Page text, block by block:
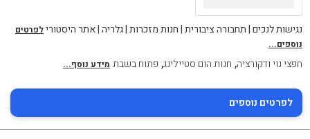
נגישות לנכים | תחבורה ציבורית | חנות מזכרות | גלריה | אתר היסטורילפרטים
נוספים...
חפצי נוי ודקורציה, חנות הום סטיילינג, פתוח בשבת מידע נוסף...
לפרטים נוספים